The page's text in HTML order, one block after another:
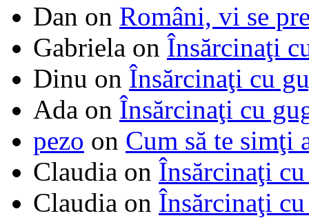
Dan on Români, vi se
Gabriela on Însărcinaţi
Dinu on Însărcinaţi cu
Ada on Însărcinaţi cu
pezo on Cum să te simţi
Claudia on Însărcinaţi
Claudia on Însărcinaţi